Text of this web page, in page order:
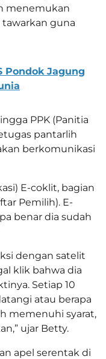
menemukan
tawarkan guna
Pondok Jagung
PPK (Panitia
pantarlih
berkomunikasi
E-coklit, bagian
Pemilih). E-
benar dia sudah
dengan satelit
klik bahwa dia
Setiap 10
atau berapa
memenuhi syarat,
ujar Betty.
apel serentak di